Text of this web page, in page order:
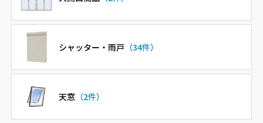
シャッター・雨戸 （34件）
天窓 （2件）